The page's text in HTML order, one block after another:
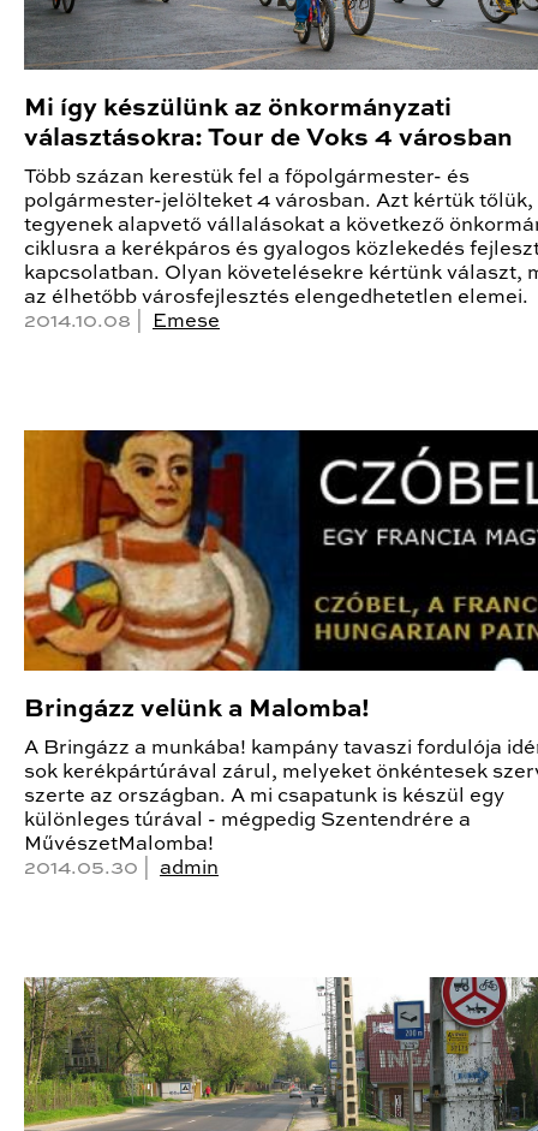
Mi így készülünk az önkormányzati
választásokra: Tour de Voks 4 városban
Több százan kerestük fel a főpolgármester- és
polgármester-jelölteket 4 városban. Azt kértük tőlük,
tegyenek alapvető vállalásokat a következő
ciklusra a kerékpáros és gyalogos közlekedés
kapcsolatban. Olyan követelésekre kértünk választ,
az élhetőbb városfejlesztés elengedhetetlen elemei.
2014.10.08 |
Emese
Bringázz velünk a Malomba!
A Bringázz a munkába! kampány tavaszi fordulója
sok kerékpártúrával zárul, melyeket önkéntesek
szerte az országban. A mi csapatunk is készül egy
különleges túrával - mégpedig Szentendrére a
MűvészetMalomba!
2014.05.30 | admin